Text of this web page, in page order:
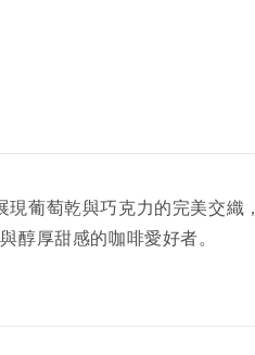
葡萄乾與巧克力的完美交
醇厚甜感的咖啡愛好者。